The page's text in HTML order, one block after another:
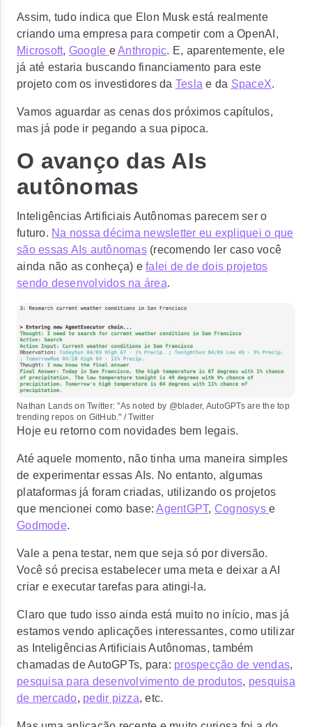
Assim, tudo indica que Elon Musk está realmente
criando uma empresa para competir com a OpenAI,
Microsoft, Google eAnthropic. E, aparentemente, ele
já até estaria buscando financiamento para este
projeto com os investidores da Tesla e da SpaceX.
Vamos aguardar as cenas dos próximos capítulos,
mas já pode ir pegando a sua pipoca.
O avanço das AIs
autônomas
Inteligências Artificiais Autônomas parecem ser o
futuro. Na nossa décima newsletter eu expliquei o que
são essas AIs autônomas(recomendo ler caso você
ainda não as conheça) e falei de de dois projetos
sendo desenvolvidos na área.
Nathan Lands on Twitter: "As noted by @blader, AutoGPTs are the top
trending repos on GitHub." / Twitter
Hoje eu retorno com novidades bem legais.
Até aquele momento, não tinha uma maneira simples
de experimentar essas AIs. No entanto, algumas
plataformas já foram criadas, utilizando os projetos
que mencionei como base:AgentGPT, Cognosys e
Godmode.
Vale a pena testar, nem que seja só por diversão.
Você só precisa estabelecer uma meta e deixar a AI
criar e executar tarefas para atingi-la.
Claro que tudo isso ainda está muito no início, mas já
estamos vendo aplicações interessantes, como utilizar
as Inteligências Artificiais Autônomas, também
chamadas de AutoGPTs, para: prospecção de vendas,
pesquisa para desenvolvimento de produtos, pesquisa
de mercado, pedir pizza, etc.